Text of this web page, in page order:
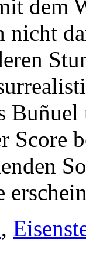
dem
nicht
Buñuel
Score
,